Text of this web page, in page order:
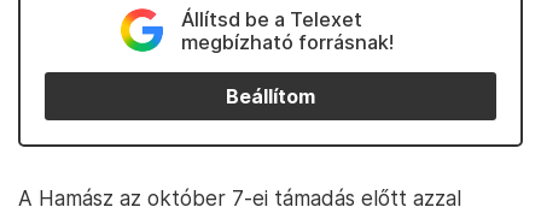
Állítsd be a Telexet
megbízható forrásnak!
Beállítom
A Hamász az október 7-ei támadás előtt azzal